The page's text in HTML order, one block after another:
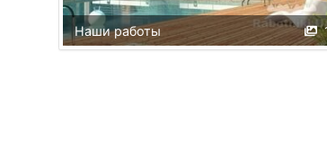
Наши работы